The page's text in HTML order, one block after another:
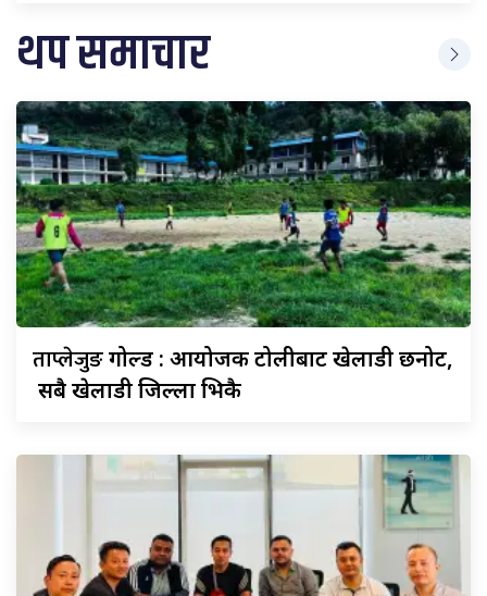
थप समाचार
ताप्लेजुङगोल्ड : आयोजक टोलीबाट खेलाडी छनोट,
सबै खेलाडी जिल्ला भित्रकै